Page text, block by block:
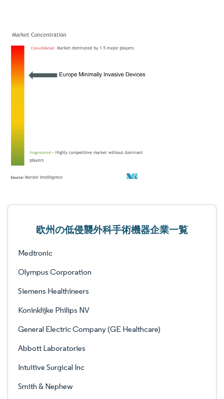
欧州の低侵襲外科手術機器企業一覧
Medtronic
Olympus Corporation
Siemens Healthineers
Koninklijke Philips NV
General Electric Company (GE Healthcare)
Abbott Laboratories
Intuitive Surgical Inc
Smith & Nephew